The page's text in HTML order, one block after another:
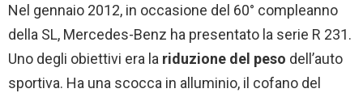
Nel gennaio 2012, in occasione del 60° compleanno
della SL, Mercedes-Benz ha presentato la serie R 231.
Uno degli obiettivi era la riduzione del peso dell’auto
sportiva. Ha una scocca in alluminio, il cofano del